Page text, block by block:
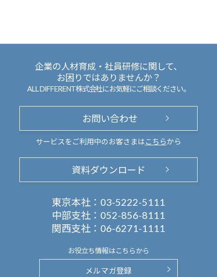
企業の人材育成・社員研修に関して、
お困りではありませんか？
ALL DIFFERENT株式会社にお気軽にご相談ください。
お問い合わせ
サービスをご利用中のお客さまは こちらから
資料ダウンロード
東京本社： 03-5222-5111
中部支社： 052-856-8111
関西支社： 06-6271-1111
お役立ち情報はこちらから
メルマガ登録